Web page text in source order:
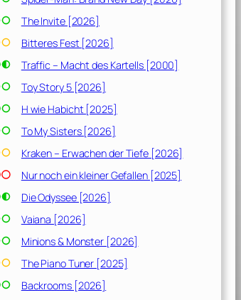
The Invite [2026]
Bitteres Fest [2026]
Traffic – Macht des Kartells [2000]
Toy Story 5 [2026]
H wie Habicht [2025]
To My Sisters [2026]
Kraken – Erwachen der Tiefe [2026]
Nur noch ein kleiner Gefallen [2025]
Die Odyssee [2026]
Vaiana [2026]
Minions & Monster [2026]
The Piano Tuner [2025]
Backrooms [2026]